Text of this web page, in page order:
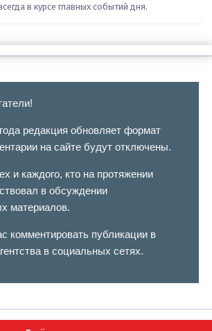
в курсе главных событий дня.
редакция обновляет формат
на сайте будут отключены.
и каждого, кто на протяжении
в обсуждении
материалов.
комментировать публикации в
в социальных сетях.